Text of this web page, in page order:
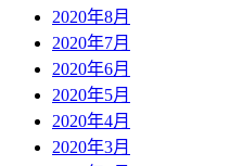
2020年8月
2020年7月
2020年6月
2020年5月
2020年4月
2020年3月